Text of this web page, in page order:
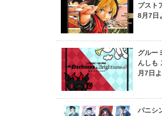
プスト
8月7日
グルー
んしも
月7日
パニシ